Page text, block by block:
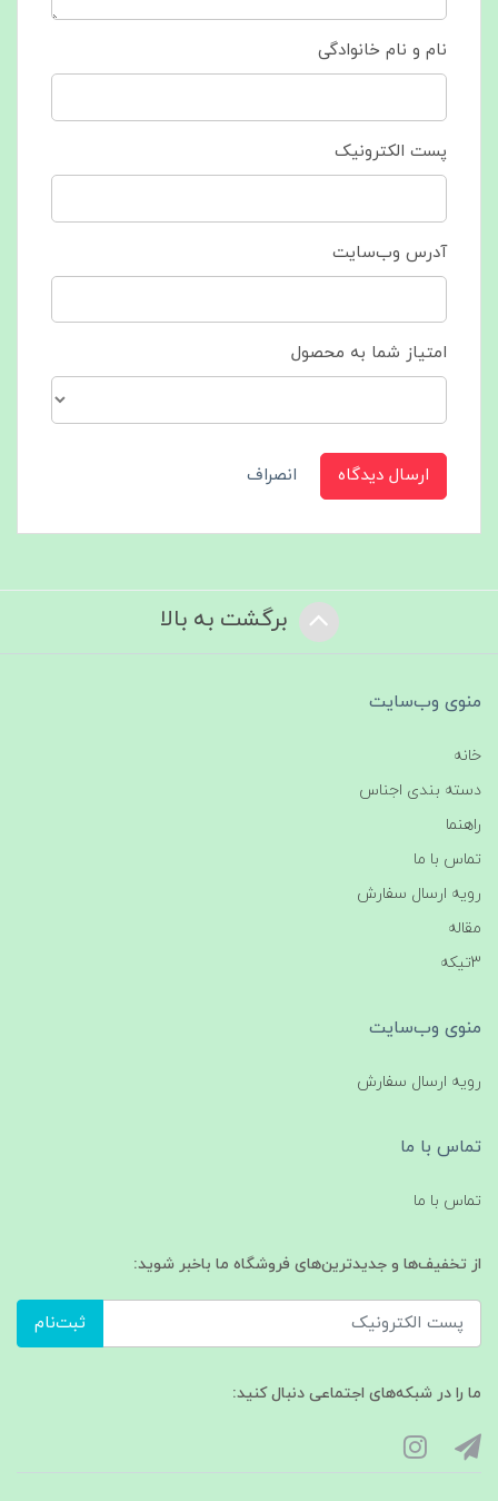
نام و نام خانوادگی
پست الکترونیک
آدرس وب‌سایت
امتیاز شما به محصول
ارسال دیدگاه انصراف
برگشت به بالا
منوی وب‌سایت
خانه
دسته بندی اجناس
راهنما
تماس با ما
رویه ارسال سفارش
مقاله
3تیکه
منوی وب‌سایت
رویه ارسال سفارش
تماس با ما
تماس با ما
از تخفیف‌ها و جدیدترین‌های فروشگاه ما باخبر شوید:
ثبت‌نام
ما را در شبکه‌های اجتماعی دنبال کنید: